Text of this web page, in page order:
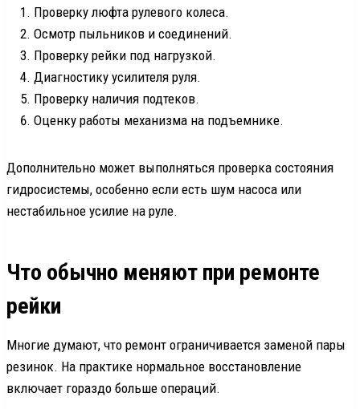
Проверку люфта рулевого колеса.
Осмотр пыльников и соединений.
Проверку рейки под нагрузкой.
Диагностику усилителя руля.
Проверку наличия подтеков.
Оценку работы механизма на подъемнике.
Дополнительно может выполняться проверка состояния
гидросистемы, особенно если есть шум насоса или
нестабильное усилие на руле.
Что обычно меняют при ремонте
рейки
Многие думают, что ремонт ограничивается заменой пары
резинок. На практике нормальное восстановление
включает гораздо больше операций.